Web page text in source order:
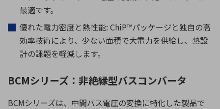
最適です。
優れた電力密度と熱性能: ChiP™パッケージと独自の高
効率技術により、少ない面積で大電力を供給し、熱設
計の課題を軽減します。
BCMシリーズ：非絶縁型バスコンバータ
BCMシリーズは、中間バス電圧の変換に特化した製品で